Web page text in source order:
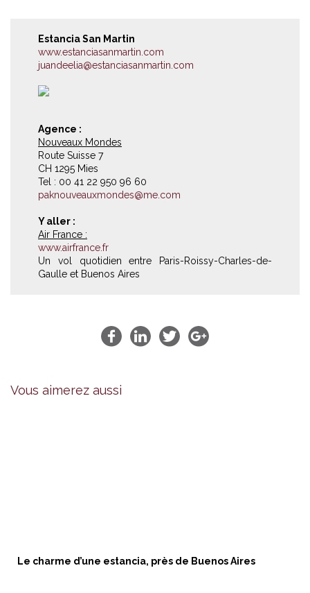
Estancia San Martin
www.estanciasanmartin.com
juandeelia@estanciasanmartin.com
Agence :
Nouveaux Mondes
Route Suisse 7
CH 1295 Mies
Tel : 00 41 22 950 96 60
paknouveauxmondes@me.com
Y aller :
Air France :
www.airfrance.fr
Un vol quotidien entre Paris-Roissy-Charles-de-
Gaulle et Buenos Aires
Vous aimerez aussi
Le charme d’une estancia, près de Buenos Aires